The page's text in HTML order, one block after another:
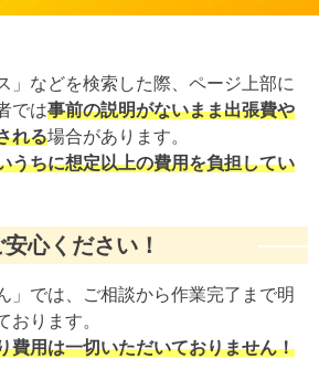
」などを検索した際、ページ上部に
では事前の説明がないまま出張費や
れる場合があります。
うちに想定以上の費用を負担してい
安心ください！
」では、ご相談から作業完了まで明
おります。
費用は一切いただいておりません！